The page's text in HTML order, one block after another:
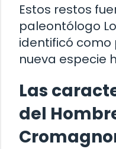
Estos restos
paleontólogo
identificó como
nueva especie
Las
del